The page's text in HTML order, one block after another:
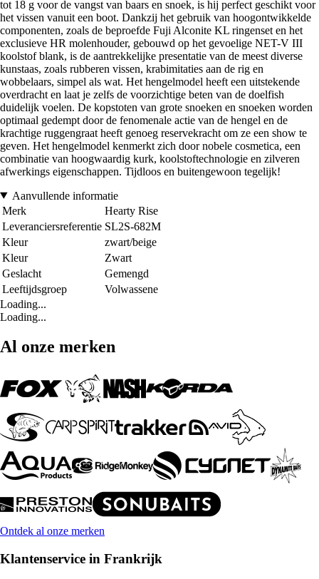
tot 18 g voor de vangst van baars en snoek, is hij perfect geschikt voor
het vissen vanuit een boot. Dankzij het gebruik van hoogontwikkelde
componenten, zoals de beproefde Fuji Alconite KL ringenset en het
exclusieve HR molenhouder, gebouwd op het gevoelige NET-V III
koolstof blank, is de aantrekkelijke presentatie van de meest diverse
kunstaas, zoals rubberen vissen, krabimitaties aan de rig en
wobbelaars, simpel als wat. Het hengelmodel heeft een uitstekende
overdracht en laat je zelfs de voorzichtige beten van de doelfish
duidelijk voelen. De kopstoten van grote snoeken en snoeken worden
optimaal gedempt door de fenomenale actie van de hengel en de
krachtige ruggengraat heeft genoeg reservekracht om ze een show te
geven. Het hengelmodel kenmerkt zich door nobele cosmetica, een
combinatie van hoogwaardig kurk, koolstoftechnologie en zilveren
afwerkings eigenschappen. Tijdloos en buitengewoon tegelijk!
Aanvullende informatie
Merk
Hearty Rise
Leveranciersreferentie SL2S-682M
Kleur
zwart/beige
Kleur
Zwart
Geslacht
Gemengd
Leeftijdsgroep
Volwassene
Loading...
Loading...
Al onze merken
Ontdek al onze merken
Klantenservice in Frankrijk